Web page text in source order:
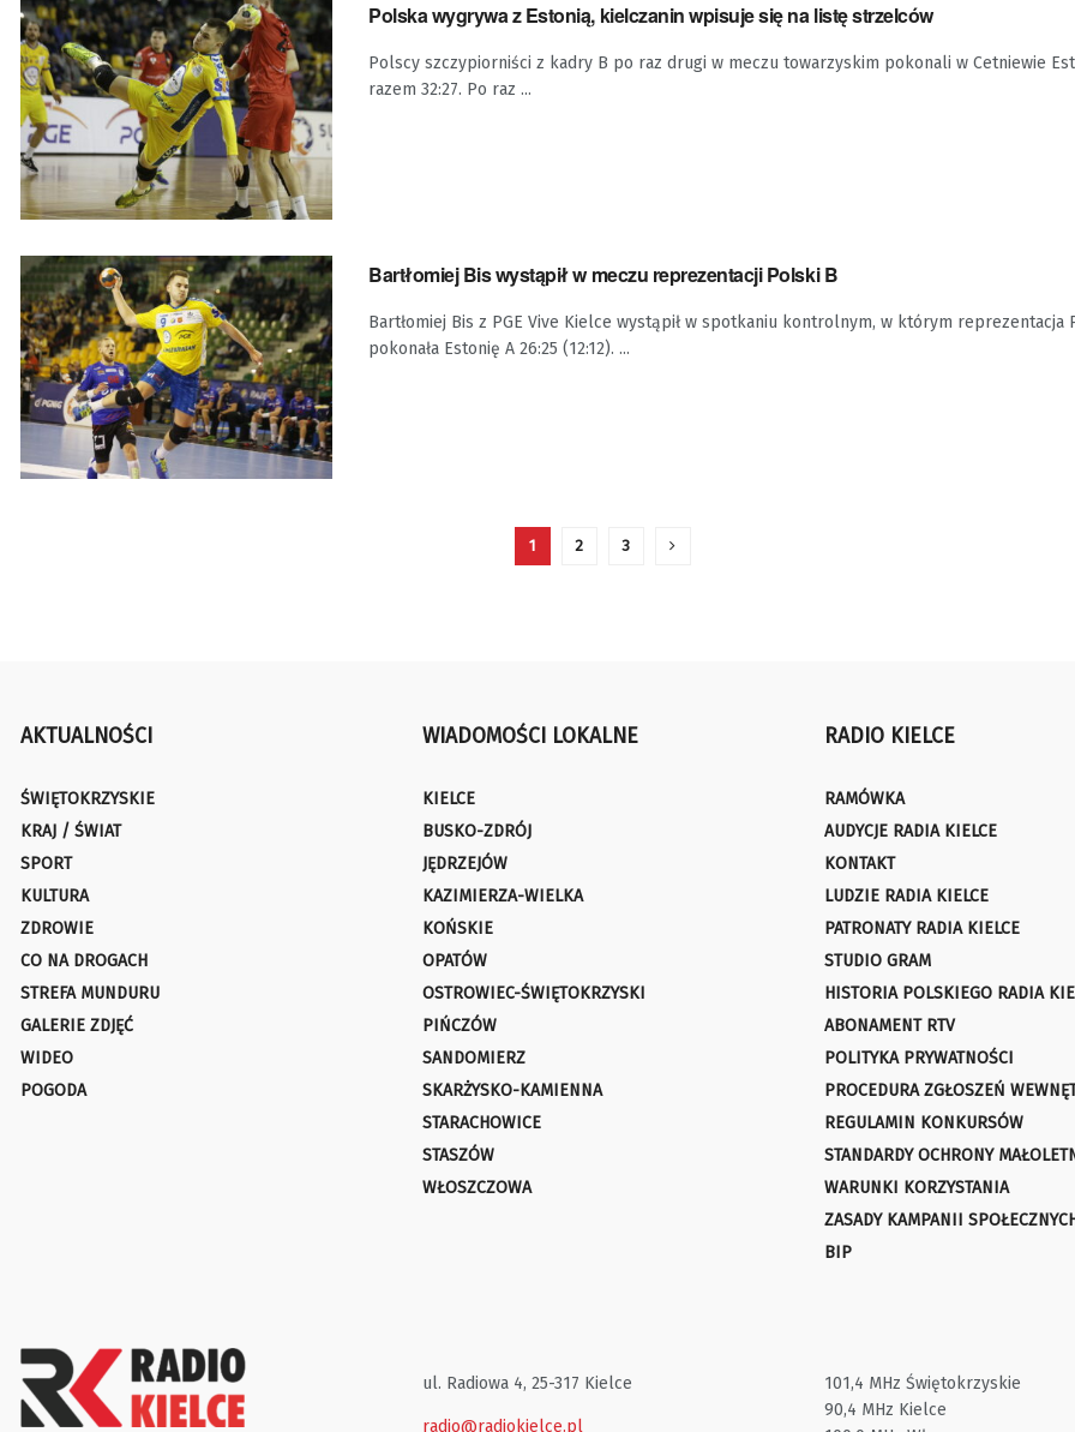
Polska wygrywa z Estonią, kielczanin wpisuje się na listę strzelców
Polscy szczypiorniści z kadry B po raz drugi w meczu towarzyskim pokonali w Cetniewie
razem 32:27. Po raz ...
Bartłomiej Bis wystąpił w meczu reprezentacji Polski B
Bartłomiej Bis z PGE Vive Kielce wystąpił w spotkaniu kontrolnym, w którym reprezentacja
pokonała Estonię A 26:25 (12:12). ...
1 2 3
AKTUALNOŚCI
ŚWIĘTOKRZYSKIE
KRAJ / ŚWIAT
SPORT
KULTURA
ZDROWIE
CO NA DROGACH
STREFA MUNDURU
GALERIE ZDJĘĆ
WIDEO
POGODA
WIADOMOŚCI LOKALNE
KIELCE
BUSKO-ZDRÓJ
JĘDRZEJÓW
KAZIMIERZA-WIELKA
KOŃSKIE
OPATÓW
OSTROWIEC-ŚWIĘTOKRZYSKI
PIŃCZÓW
SANDOMIERZ
SKARŻYSKO-KAMIENNA
STARACHOWICE
STASZÓW
WŁOSZCZOWA
RADIO KIELCE
RAMÓWKA
AUDYCJE RADIA KIELCE
KONTAKT
LUDZIE RADIA KIELCE
PATRONATY RADIA KIELCE
STUDIO GRAM
HISTORIA POLSKIEGO RADIA
ABONAMENT RTV
POLITYKA PRYWATNOŚCI
PROCEDURA ZGŁOSZEŃ
REGULAMIN KONKURSÓW
STANDARDY OCHRONY
WARUNKI KORZYSTANIA
ZASADY KAMPANII
BIP
ul. Radiowa 4, 25-317 Kielce
radio@radiokielce.pl
101,4 MHz Świętokrzyskie
90,4 MHz Kielce